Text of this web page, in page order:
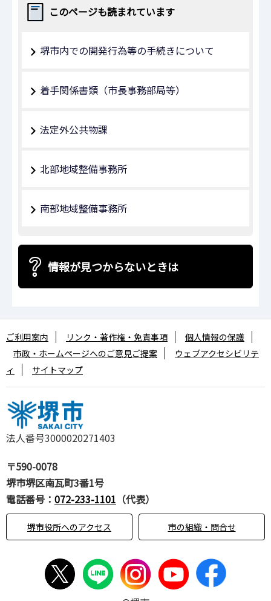
このページも読まれています
堺市内での開発行為等の手続きについて
着手関係書類（市長事務部局等）
法定外公共物課
北部地域整備事務所
南部地域整備事務所
情報が見つからないときは
法人番号3000020271403
〒590-0078
堺市堺区南瓦町3番1号
電話番号： 072-233-1101 （代表）
堺市役所へのアクセス 市の組織・問合せ
ご利用案内 リンク・著作権・免責事項
個人情報の保護
市政・ホームページへのご意見ご提案
ウェブアクセシビリテ
ィ
サイトマップ